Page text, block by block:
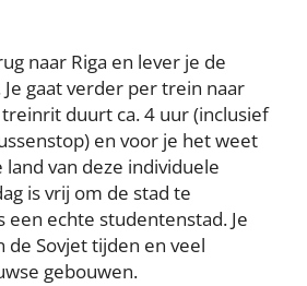
naar Riga en lever je de
gaat verder per trein naar
treinrit duurt ca. 4 uur (inclusief
en voor je het weet
van deze individuele
is vrij om de stad te
een echte studentenstad. Je
de Sovjet tijden en veel
gebouwen.